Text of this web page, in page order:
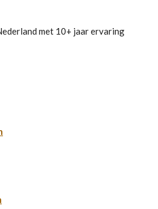
met 10+ jaar ervaring